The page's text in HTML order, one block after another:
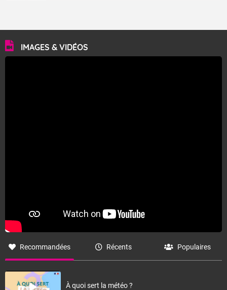
IMAGES & VIDÉOS
Recommandées Récents Populaires
À quoi sert la météo ?